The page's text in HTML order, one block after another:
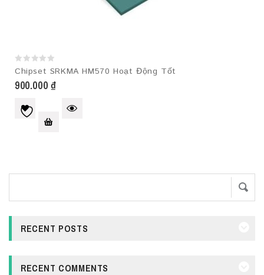
0
out
of
5
Chipset SRKMA HM570 Hoạt Động Tốt
900.000 ₫
RECENT POSTS
RECENT COMMENTS